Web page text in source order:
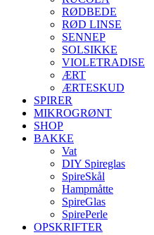
RØDBEDE
RØD LINSE
SENNEP
SOLSIKKE
VIOLETRADISE
ÆRT
ÆRTESKUD
SPIRER
MIKROGRØNT
SHOP
BAKKE
Vat
DIY Spireglas
SpireSkål
Hampmåtte
SpireGlas
SpirePerle
OPSKRIFTER